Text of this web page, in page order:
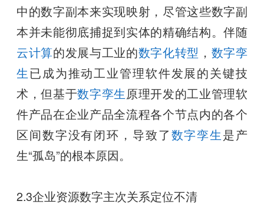
中的数字副本来实现映射，尽管这些数字副
本并未能彻底捕捉到实体的精确结构。伴随
云计算的发展与工业的数字化转型 ， 数字孪
生已成为推动工业管理软件发展的关键技
术，但基于数字孪生原理开发的工业管理软
件产品在企业产品全流程各个节点内的各个
区间数字没有闭环，导致了数字孪生是产
生“孤岛”的根本原因。
2.3企业资源数字主次关系定位不清